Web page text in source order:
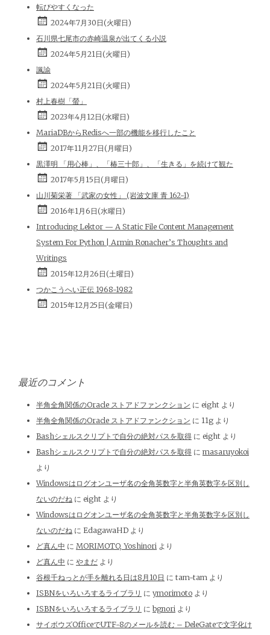
転びやすくなった
2024年7月30日(火曜日)
石川県七尾市の赤崎温泉が出てくる小説
2024年5月21日(火曜日)
諷諭
2024年5月21日(火曜日)
村上春樹「螢」
2023年4月12日(水曜日)
MariaDBからRedisへ一部の機能を移行したこと
2017年11月27日(月曜日)
黒澤明 「用心棒」、「椿三十郎」、「生きる」を続けて観た
2017年5月15日(月曜日)
山川菊栄著 「武家の女性」 (岩波文庫 青 162-1)
2016年1月6日(水曜日)
Introducing Lektor — A Static File Content Management
System For Python | Armin Ronacher’s Thoughts and
Writings
2015年12月26日(土曜日)
つかこうへい正伝 1968-1982
2015年12月25日(金曜日)
最近のコメント
半角全角関係のOracle ストアドファンクション に eight より
半角全角関係のOracle ストアドファンクション に 11g より
Bashシェルスクリプトで自分の絶対パスを取得 に eight より
Bashシェルスクリプトで自分の絶対パスを取得 に masaruyokoi
より
Windowsはログオンユーザ名の全角英数字と半角英数字を区別し
ないのだね に eight より
Windowsはログオンユーザ名の全角英数字と半角英数字を区別し
ないのだね に EdagawaHD より
ど真ん中 に MORIMOTO, Yoshinori より
ど真ん中 に やまだ より
谷根千ねっとが手を離れる日は8月10日 に tam-tam より
ISBNをいろいろするライブラリ に ymorimoto より
ISBNをいろいろするライブラリ に bgnori より
サイボウズOfficeでUTF-8のメールを読む – DeleGateで文字化け